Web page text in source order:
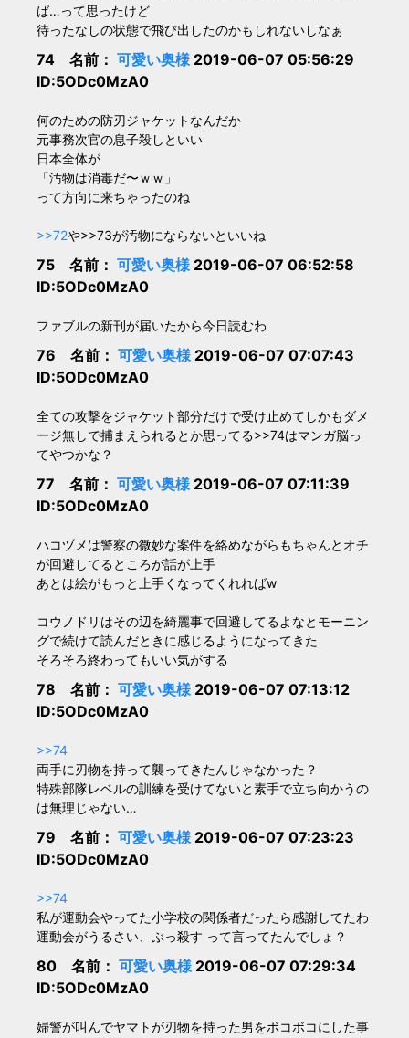
ば…って思ったけど
待ったなしの状態で飛び出したのかもしれないしなぁ
74 名前： 可愛い奥様2019-06-07 05:56:29
ID:5ODc0MzA0
何のための防刃ジャケットなんだか
元事務次官の息子殺しといい
日本全体が
「汚物は消毒だ〜ｗｗ」
って方向に来ちゃったのね
>>72や>>73が汚物にならないといいね
75 名前： 可愛い奥様2019-06-07 06:52:58
ID:5ODc0MzA0
ファブルの新刊が届いたから今日読むわ
76 名前： 可愛い奥様2019-06-07 07:07:43
ID:5ODc0MzA0
全ての攻撃をジャケット部分だけで受け止めてしかもダメ
ージ無しで捕まえられるとか思ってる>>74はマンガ脳っ
てやつかな？
77 名前： 可愛い奥様2019-06-07 07:11:39
ID:5ODc0MzA0
ハコヅメは警察の微妙な案件を絡めながらもちゃんとオチ
が回避してるところが話が上手
あとは絵がもっと上手くなってくれればw
コウノドリはその辺を綺麗事で回避してるよなとモーニン
グで続けて読んだときに感じるようになってきた
そろそろ終わってもいい気がする
78 名前： 可愛い奥様2019-06-07 07:13:12
ID:5ODc0MzA0
>>74
両手に刃物を持って襲ってきたんじゃなかった？
特殊部隊レベルの訓練を受けてないと素手で立ち向かうの
は無理じゃない…
79 名前： 可愛い奥様2019-06-07 07:23:23
ID:5ODc0MzA0
>>74
私が運動会やってた小学校の関係者だったら感謝してたわ
運動会がうるさい、ぶっ殺す って言ってたんでしょ？
80 名前： 可愛い奥様2019-06-07 07:29:34
ID:5ODc0MzA0
婦警が叫んでヤマトが刃物を持った男をボコボコにした事